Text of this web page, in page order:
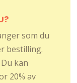
som du
bestilling.
kan
20% av